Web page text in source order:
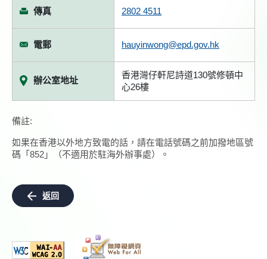
傳真 2802 4511
電郵 hauyinwong@epd.gov.hk
辦公室地址
香港灣仔軒尼詩道130號修頓中
心26樓
備註:
如果在香港以外地方致電的話，請在電話號碼之前加撥地區號
碼「852」（不適用於駐海外辦事處）。
返回